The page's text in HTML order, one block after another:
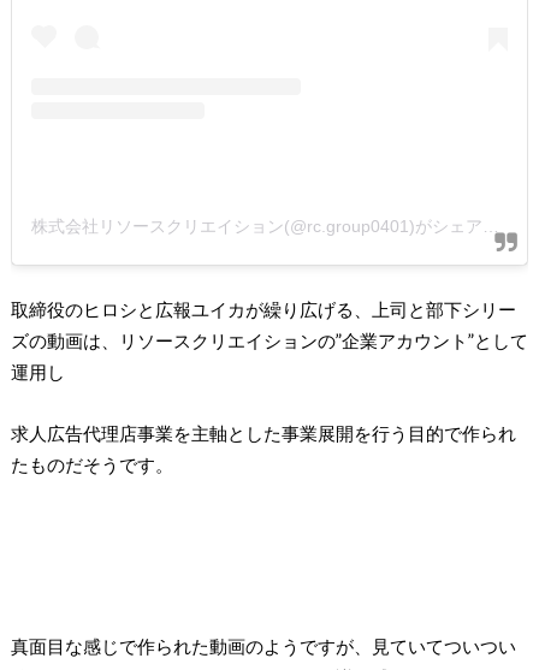
取締役のヒロシと広報ユイカが繰り広げる、上司と部下シリー
ズの動画は、リソースクリエイションの”企業アカウント”として
運用し
求人広告代理店事業を主軸とした事業展開を行う目的で作られ
たものだそうです。
真面目な感じで作られた動画のようですが、見ていてついつい